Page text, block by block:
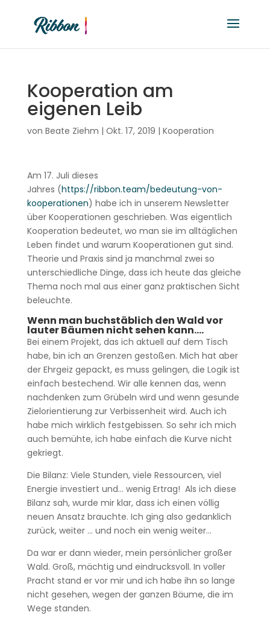
Kooperation am
eigenen Leib
von Beate Ziehm | Okt. 17, 2019 | Kooperation
Am 17. Juli dieses
Jahres (https://ribbon.team/bedeutung-von-
kooperationen) habe ich in unserem Newsletter
über Kooperationen geschrieben. Was eigentlich
Kooperation bedeutet, wo man sie im alltäglichen
Leben findet und warum Kooperationen gut sind.
Theorie und Praxis sind ja manchmal zwei so
unterschiedliche Dinge, dass ich heute das gleiche
Thema noch mal aus einer ganz praktischen Sicht
beleuchte.
Wenn man buchstäblich den Wald vor
lauter Bäumen nicht sehen kann….
Bei einem Projekt, das ich aktuell auf dem Tisch
habe, bin ich an Grenzen gestoßen. Mich hat aber
der Ehrgeiz gepackt, es muss gelingen, die Logik ist
einfach bestechend. Wir alle kennen das, wenn
nachdenken zum Grübeln wird und wenn gesunde
Zielorientierung zur Verbissenheit wird. Auch ich
habe mich wirklich festgebissen. So sehr ich mich
auch bemühte, ich habe einfach die Kurve nicht
gekriegt.
Die Bilanz: Viele Stunden, viele Ressourcen, viel
Energie investiert und… wenig Ertrag! Als ich diese
Bilanz sah, wurde mir klar, dass ich einen völlig
neuen Ansatz brauchte. Ich ging also gedanklich
zurück, weiter … und noch ein wenig weiter…
Da war er dann wieder, mein persönlicher großer
Wald. Groß, mächtig und eindrucksvoll. In voller
Pracht stand er vor mir und ich habe ihn so lange
nicht gesehen, wegen der ganzen Bäume, die im
Wege standen.